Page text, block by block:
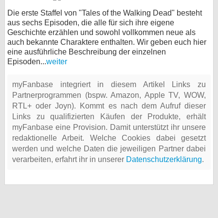
Die erste Staffel von "Tales of the Walking Dead" besteht
aus sechs Episoden, die alle für sich ihre eigene
Geschichte erzählen und sowohl vollkommen neue als
auch bekannte Charaktere enthalten. Wir geben euch hier
eine ausführliche Beschreibung der einzelnen
Episoden...weiter
myFanbase integriert in diesem Artikel Links zu
Partnerprogrammen (bspw. Amazon, Apple TV, WOW,
RTL+ oder Joyn). Kommt es nach dem Aufruf dieser
Links zu qualifizierten Käufen der Produkte, erhält
myFanbase eine Provision. Damit unterstützt ihr unsere
redaktionelle Arbeit. Welche Cookies dabei gesetzt
werden und welche Daten die jeweiligen Partner dabei
verarbeiten, erfahrt ihr in unserer Datenschutzerklärung.